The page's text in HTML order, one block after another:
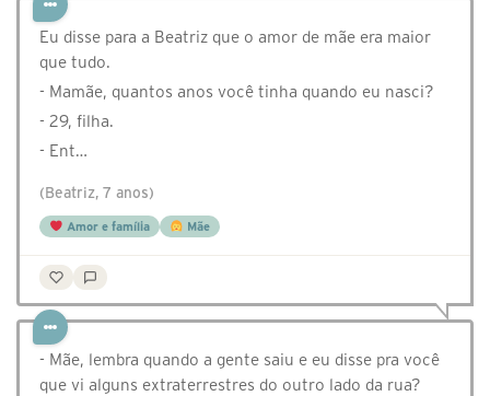
Eu disse para a Beatriz que o amor de mãe era maior
que tudo.
- Mamãe, quantos anos você tinha quando eu nasci?
- 29, filha.
- Ent…
(Beatriz, 7 anos)
Amor e família Mãe
- Mãe, lembra quando a gente saiu e eu disse pra você
que vi alguns extraterrestres do outro lado da rua?